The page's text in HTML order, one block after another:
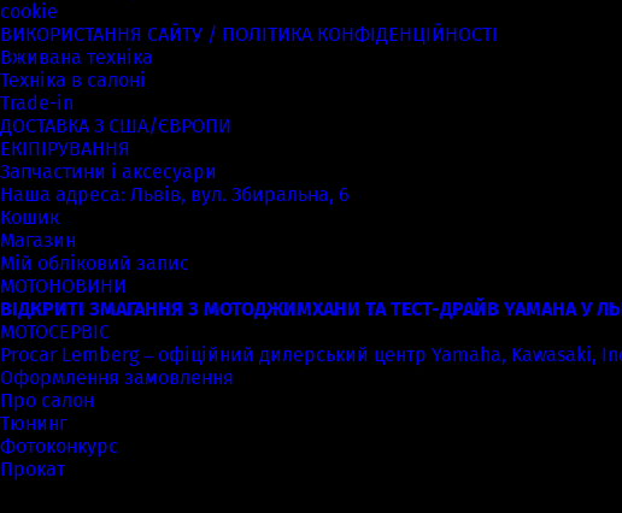
cookie
ВИКОРИСТАННЯ САЙТУ / ПОЛІТИКА КОНФІДЕНЦІЙНОСТІ
Вживана техніка
Техніка в салоні
Trade-in
ДОСТАВКА З США/ЄВРОПИ
ЕКІПІРУВАННЯ
Запчастини і аксесуари
Наша адреса: Львів, вул. Збиральна, 6
Кошик
Магазин
Мій обліковий запис
МОТОНОВИНИ
ВІДКРИТІ ЗМАГАННЯ З МОТОДЖИМХАНИ ТА ТЕСТ-ДРАЙВ YAMAHA У
МОТОСЕРВІС
Procar Lemberg – офіційний дилерський центр Yamaha, Kawasaki,
Оформлення замовлення
Про салон
Тюнинг
Фотоконкурс
Прокат